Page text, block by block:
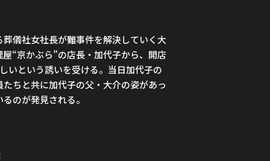
儀社女社長が難事件を解決していく大
“京かぶら”の店長・加代子から、開店
いという誘いを受ける。当日加代子の
ちと共に加代子の父・大介の姿があっ
のが発見される。